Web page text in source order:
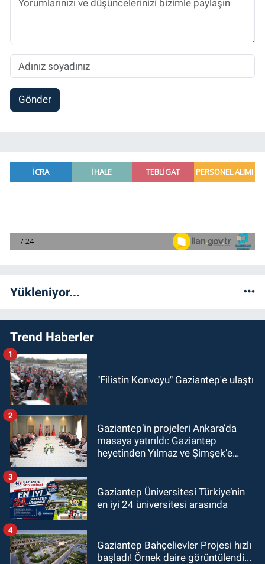
sürdürmektedir.
Gönder
Yükleniyor...
Trend Haberler
"Filistin Konvoyu" Gaziantep'e ulaştı
1
Gaziantep’in projeleri Ankara’da
masaya yatırıldı: Gaziantep
heyetinden Yılmaz ve Şimşek’e
2
Gaziantep Üniversitesi Türkiye’nin
en iyi 24 üniversitesi arasında
3
Gaziantep Bahçelievler Projesi hızlı
başladı! Örnek daire görüntülendi...
4